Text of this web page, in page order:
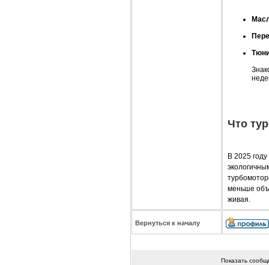
Что
В 2025 году
меньше
живая.
Вернуться к началу
Показать